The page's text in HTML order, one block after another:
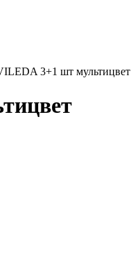
3+1 шт мультицвет